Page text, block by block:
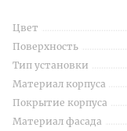
Цвет
Поверхность
Тип установки
Материал корпуса
Покрытие корпуса
Материал фасада